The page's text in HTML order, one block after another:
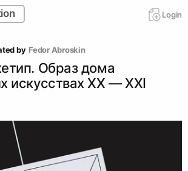
Login
by Fedor Abroskin
Образ дома
искусствах ХХ — ХХI